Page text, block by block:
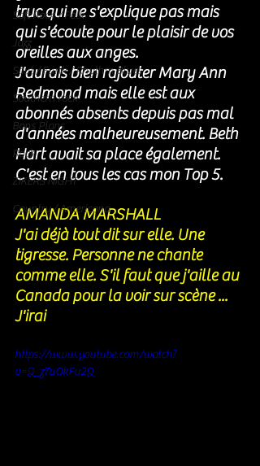
Soft Rock / Folk
Jazz
Soul / Funk / Rhythm Blues
Southern rock
Bons Plans
Rock
ZIKERS NIGHT
Country / Americana
truc qui ne s'explique pas mais
qui s'écoute pour le plaisir de vos
oreilles aux anges.
J'aurais bien rajouter Mary Ann
Redmond mais elle est aux
abonnés absents depuis pas mal
d'années malheureusement. Beth
Hart avait sa place également.
C'est en tous les cas mon Top 5.
AMANDA MARSHALL
J'ai déjà tout dit sur elle. Une
tigresse. Personne ne chante
comme elle. S'il faut que j'aille au
Canada pour la voir sur scène ...
J'irai
https://www.youtube.com/watch?
v=Q_z7uOkFu2Q